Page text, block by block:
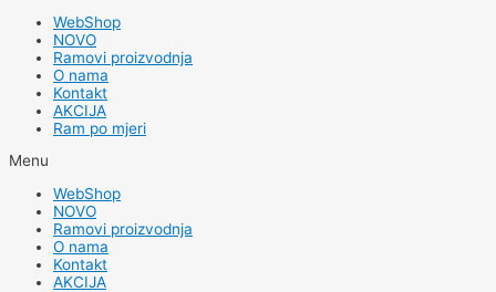
WebShop
NOVO
Ramovi proizvodnja
O nama
Kontakt
AKCIJA
Ram po mjeri
Menu
WebShop
NOVO
Ramovi proizvodnja
O nama
Kontakt
AKCIJA